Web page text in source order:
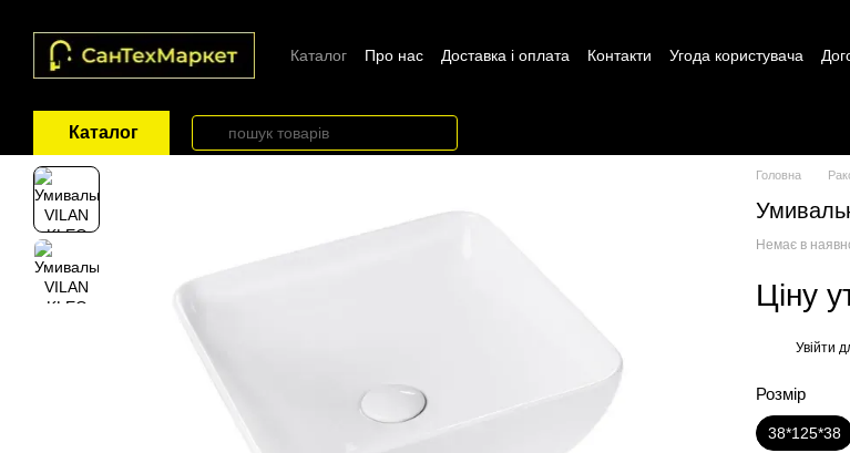
Каталог Про нас Доставка і оплата Контакти Угода користувача
Каталог
Головна
Немає в
Ціну
Увійти
Розмір
38*125*38